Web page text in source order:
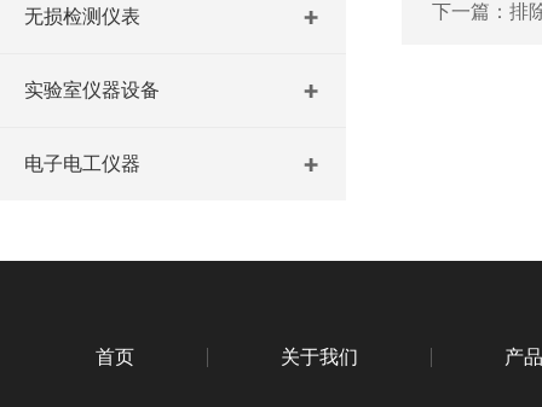
无损检测仪表
实验室仪器设备
电子电工仪器
下一篇： 排
首页 关于我们 产